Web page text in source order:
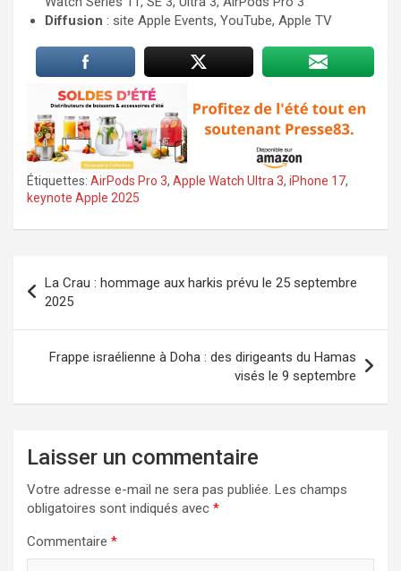
Diffusion : site Apple Events, YouTube, Apple TV
Étiquettes: AirPods Pro 3, Apple Watch Ultra 3, iPhone 17,
keynote Apple 2025
de
l’article
La Crau : hommage aux harkis prévu le 25 septembre
2025
Frappe israélienne à Doha : des dirigeants du Hamas
visés le 9 septembre
Laisser un commentaire
Votre adresse e-mail ne sera pas publiée. Les champs
obligatoires sont indiqués avec *
Commentaire *